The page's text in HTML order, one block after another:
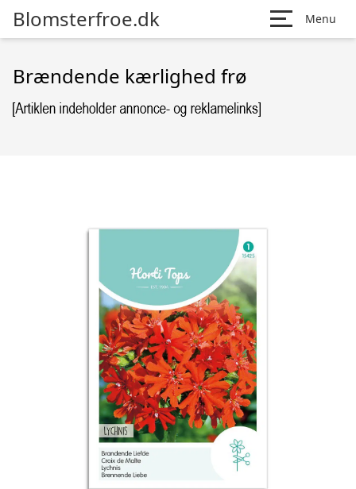
Blomsterfroe.dk Menu
Brændende kærlighed frø